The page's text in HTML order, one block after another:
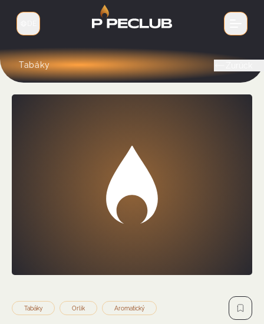
Sprache wechseln
Tabáky
Tabáky Orlik Aromatický